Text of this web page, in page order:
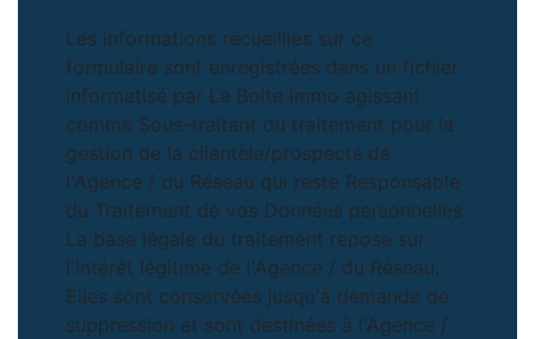
Les informations recueillies sur ce
formulaire sont enregistrées dans un fichier
informatisé par La Boite Immo agissant
comme Sous-traitant du traitement pour la
gestion de la clientèle/prospects de
l'Agence / du Réseau qui reste Responsable
du Traitement de vos Données personnelles.
La base légale du traitement repose sur
l'intérêt légitime de l'Agence / du Réseau.
Elles sont conservées jusqu'à demande de
suppression et sont destinées à l'Agence /